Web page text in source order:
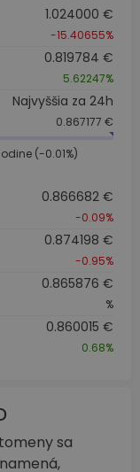
1.024000 €
-15.40655%
0.819784 €
5.62247%
Najvyššia za 24h
0.867177 €
(-0.01%)
0.866682 €
-0.09%
0.874198 €
-0.95%
0.865876 €
%
0.860015 €
0.68%
sa